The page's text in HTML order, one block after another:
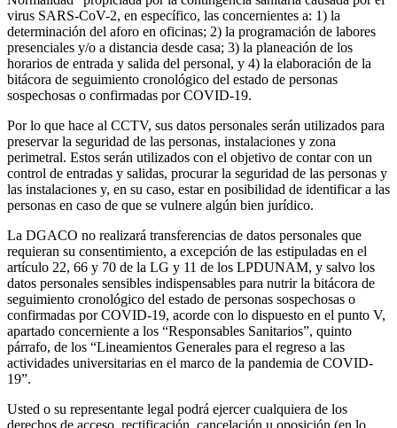
virus SARS-CoV-2, en específico, las concernientes a: 1) la
determinación del aforo en oficinas; 2) la programación de labores
presenciales y/o a distancia desde casa; 3) la planeación de los
horarios de entrada y salida del personal, y 4) la elaboración de la
bitácora de seguimiento cronológico del estado de personas
sospechosas o confirmadas por COVID-19.
Por lo que hace al CCTV, sus datos personales serán utilizados para
preservar la seguridad de las personas, instalaciones y zona
perimetral. Estos serán utilizados con el objetivo de contar con un
control de entradas y salidas, procurar la seguridad de las personas y
las instalaciones y, en su caso, estar en posibilidad de identificar a las
personas en caso de que se vulnere algún bien jurídico.
La DGACO no realizará transferencias de datos personales que
requieran su consentimiento, a excepción de las estipuladas en el
artículo 22, 66 y 70 de la LG y 11 de los LPDUNAM, y salvo los
datos personales sensibles indispensables para nutrir la bitácora de
seguimiento cronológico del estado de personas sospechosas o
confirmadas por COVID-19, acorde con lo dispuesto en el punto V,
apartado concerniente a los “Responsables Sanitarios”, quinto
párrafo, de los “Lineamientos Generales para el regreso a las
actividades universitarias en el marco de la pandemia de COVID-
19”.
Usted o su representante legal podrá ejercer cualquiera de los